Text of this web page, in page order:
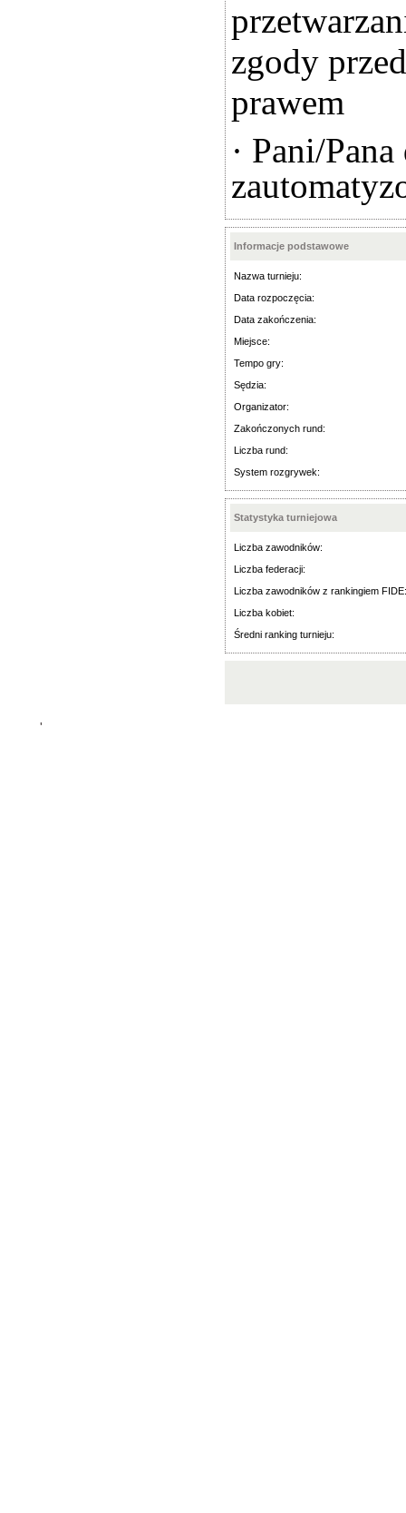
zgody
prawem
· Pani/
Informacje podstawowe
Nazwa turnieju:
Data rozpoczęcia:
Data zakończenia:
Miejsce:
Tempo gry:
Sędzia:
Organizator:
Zakończonych rund:
Liczba rund:
System rozgrywek:
Statystyka turniejowa
Liczba zawodników:
Liczba federacji:
Liczba zawodników z rankingiem FIDE:
Liczba kobiet:
Średni ranking turnieju:
'